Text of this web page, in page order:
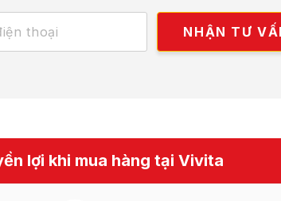
lợi khi mua hàng tại Vivita